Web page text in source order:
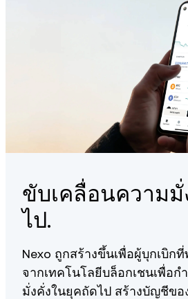
ขับเคลื่อนความ
ไป.
Nexo ถูกสร้างขึ้นเพื่อผู้บุกเบิก
จากเทคโนโลยีบล็อกเชนเพื่อ
มั่งคั่งในยุคถัดไป สร้างบัญชีข